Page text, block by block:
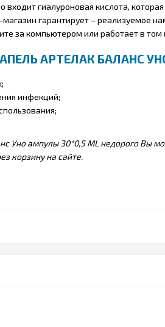
входит гиалуроновая кислота,
магазин гарантирует –
за компьютером или работает в
АРТЕЛАК БАЛАНС
инфекций;
Уно ампулы 30*0,5 ML недорого Вы
корзину на сайте.